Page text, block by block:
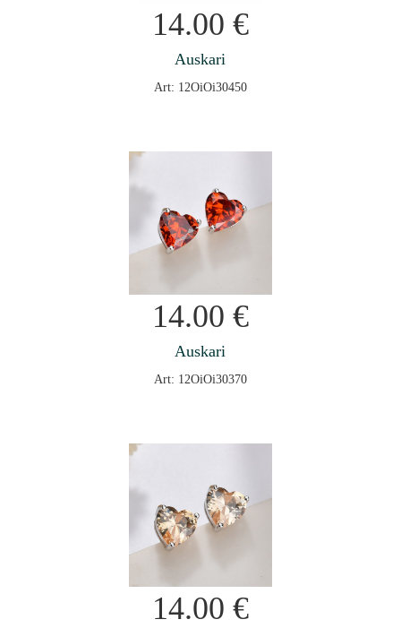
14.00 €
Auskari
Art: 12OiOi30450
14.00 €
Auskari
Art: 12OiOi30370
14.00 €